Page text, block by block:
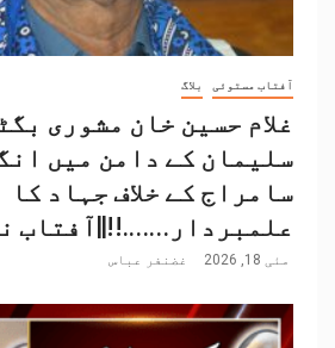
آفتاب مستوئی بلاگ
غلام حسین خان مشوری
سلیمان کے دامن میں
سامراج کے خلاف جہاد کا
علمبردار…….!!||آفتاب
مئی 18, 2026 غضنفر عباس